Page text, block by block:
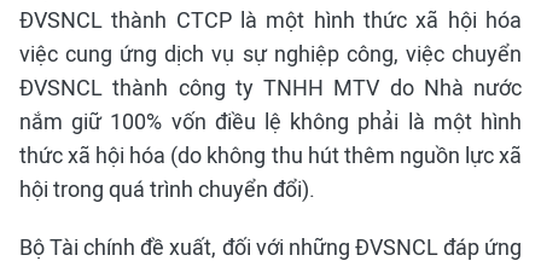
ĐVSNCL thành CTCP là một hình thức xã hội hóa
việc cung ứng dịch vụ sự nghiệp công, việc chuyển
ĐVSNCL thành công ty TNHH MTV do Nhà nước
nắm giữ 100% vốn điều lệ không phải là một hình
thức xã hội hóa (do không thu hút thêm nguồn lực xã
hội trong quá trình chuyển đổi).
Bộ Tài chính đề xuất, đối với những ĐVSNCL đáp ứng